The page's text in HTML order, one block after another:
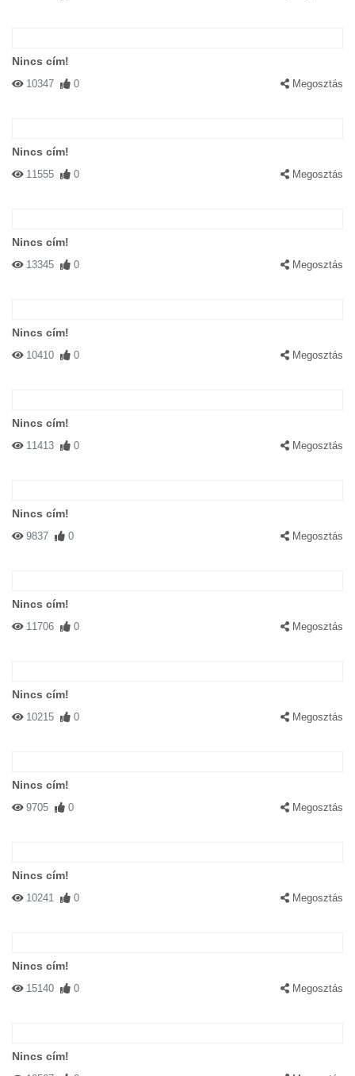
Nincs cím!
10347 0 Megosztás
Nincs cím!
11555 0 Megosztás
Nincs cím!
13345 0 Megosztás
Nincs cím!
10410 0 Megosztás
Nincs cím!
11413 0 Megosztás
Nincs cím!
9837 0 Megosztás
Nincs cím!
11706 0 Megosztás
Nincs cím!
10215 0 Megosztás
Nincs cím!
9705 0 Megosztás
Nincs cím!
10241 0 Megosztás
Nincs cím!
15140 0 Megosztás
Nincs cím!